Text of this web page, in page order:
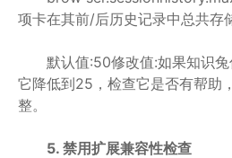
项卡在其前/后历史记录中总共存
默认值:50修改值:如果知识兔
它降低到25，检查它是否有帮助
整。
5. 禁用扩展兼容性检查